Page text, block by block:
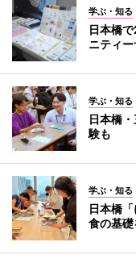
学ぶ・知る
日本橋
ニティ
学ぶ・知る
日本橋
験も
学ぶ・知る
日本橋
食の基